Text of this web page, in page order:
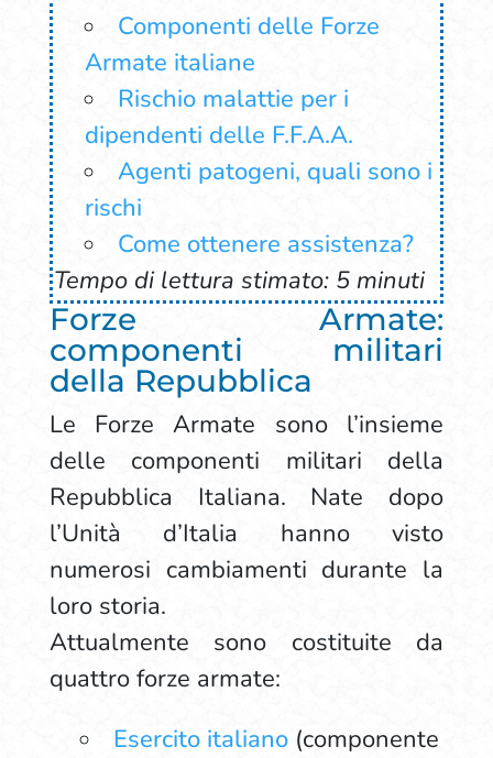
Componenti delle Forze
Armate italiane
Rischio malattie per i
dipendenti delle F.F.A.A.
Agenti patogeni, quali sono i
rischi
Come ottenere assistenza?
Tempo di lettura stimato: 5 minuti
Forze Armate:
componenti militari
della Repubblica
Le Forze Armate sono l’insieme
delle componenti militari della
Repubblica Italiana. Nate dopo
l’Unità d’Italia hanno visto
numerosi cambiamenti durante la
loro storia.
Attualmente sono costituite da
quattro forze armate:
Esercito italiano(componente